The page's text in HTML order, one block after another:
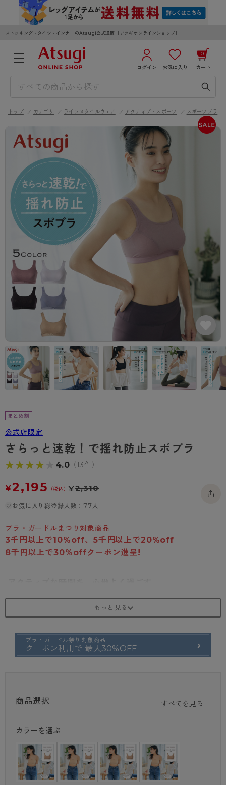
ストッキング・タイツ・インナーのAtsugi公式通販［アツギオンラインショップ］
ログイン お気に入り カート
0
3,980円以上のご購入で送料無料
ログイン／新規会員登録
WOMEN MEN KIDS
カテゴリから探す
レッグウェア
ストッキング
- 無地ストッキング
- 柄ストッキング
- ショート丈ストッキング
- 着圧ストッキング
- パンティ部レスストッキング
タイツ
- 柄タイツ
- ひざ下丈タイツ
- 着圧タイツ
ソックス・靴下
インナーウェア
ブラジャー
- ノンワイヤーブラ
- ワイヤーブラ
- ブラトップ
ショーツ
- レギュラーショーツ
肌着・インナー
- 長袖（七分袖以上）
- タンクトップ
- カップ付きインナー
ライフスタイルウェア
ボトムス
トップス
ルームウェア・パジャマ
アクティブ・スポーツ
- スポーツブラ
雑貨・小物
レッグウエア
ソックス・靴下
クルー・レギュラー丈ソックス
スニーカー丈・くるぶし丈ソックス
ハイソックス
インナーウエア
メンズパンツ
ボクサー
トランクス
Tバック・ビキニ
肌着・インナー
ライフスタイルウェア
ボトムス
トップス
ルームウェア・パジャマ
レッグウエア
タイツ
ソックス・靴下
クルー・レギュラー丈ソックス
スニーカー丈・くるぶし丈ソックス
ハイソックス
スクールソックス
インナーウエア
ブラジャー
ノンワイヤーブラ
ワイヤーブラ
スポーツブラ
ショーツ
レギュラーショーツ
ブランドから探す
AZGI
アスティーグ
クリアビューティアクティブ
スゴスト
フェイクタイツ
hotto comfort
BT
スクールタイム
みんなの、みんなの。
CLINICAL
ハイジュニ
商品選びのお手伝い
お悩み別ガードル
私に似合う、ストッキング選び
タイツの選び方
ご利用ガイド
はじめての方へ
よくある質問（FAQ）
配送方法について
返品・交換について
お問い合わせについて
トップ カテゴリ ライフスタイルウェア アクティブ・スポーツ スポーツブラ
公式店限定
さらっと速乾！で揺れ防止スポブラ
★★★★★
★★★★★ 4.0（13件）
¥2,195 （税込） ¥2,310
お気に入り総登録人数：77人
ブラ・ガードルまつり対象商品
3千円以上で10%off、5千円以上で20%off
8千円以上で30%offクーポン進呈!
速乾加工としっかりとしたホールド感で、スポーツ中の汗によるべ
た付きやバスト揺れを軽減。ヨガやジム・お子さまの部活動まで幅
吸水速乾加工でさらっと速乾！ 揺れ防止スポーツブラ
伸び縮みのよいパワーネットで運動中に気になるバスト揺れを軽減
ヨガやジム、お子さまの部活動など、幅広いスポーツシーンで活躍
商品特徴①
バストがベタつきにくい
ブラ・ガードル祭り対象商品
クーポン利用で 最大30%OFF
商品選択 すべてを見る
カラーを選ぶ